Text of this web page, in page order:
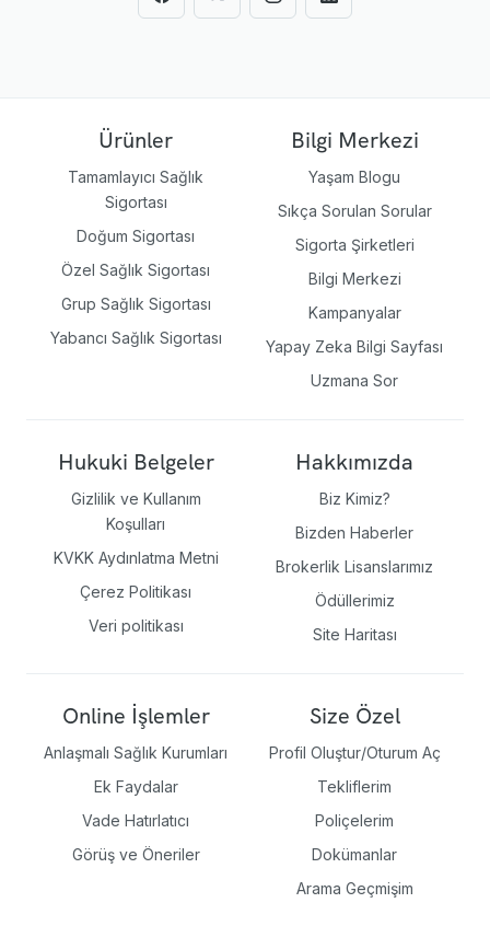
Ürünler
Tamamlayıcı Sağlık
Sigortası
Doğum Sigortası
Özel Sağlık Sigortası
Grup Sağlık Sigortası
Yabancı Sağlık Sigortası
Bilgi Merkezi
Yaşam Blogu
Sıkça Sorulan Sorular
Sigorta Şirketleri
Bilgi Merkezi
Kampanyalar
Yapay Zeka Bilgi Sayfası
Uzmana Sor
Hukuki Belgeler
Gizlilik ve Kullanım
Koşulları
KVKK Aydınlatma Metni
Çerez Politikası
Veri politikası
Hakkımızda
Biz Kimiz?
Bizden Haberler
Brokerlik Lisanslarımız
Ödüllerimiz
Site Haritası
Online İşlemler
Anlaşmalı Sağlık Kurumları
Ek Faydalar
Vade Hatırlatıcı
Görüş ve Öneriler
Size Özel
Profil Oluştur/Oturum Aç
Tekliflerim
Poliçelerim
Dokümanlar
Arama Geçmişim